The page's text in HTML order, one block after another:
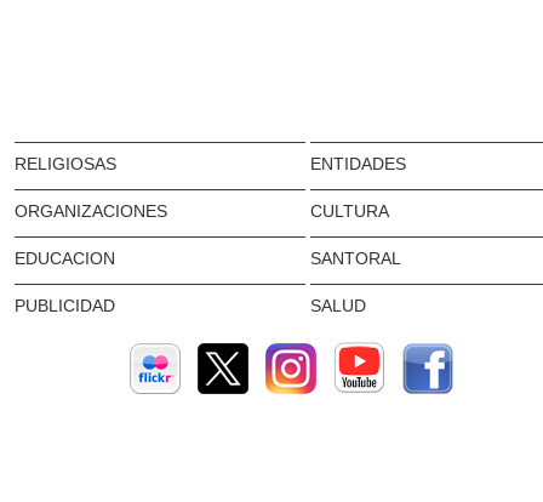
RELIGIOSAS ENTIDADES
ORGANIZACIONES CULTURA
EDUCACION SANTORAL
PUBLICIDAD SALUD